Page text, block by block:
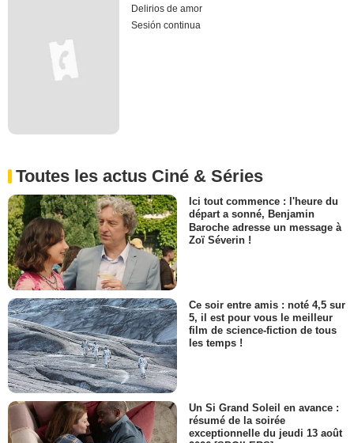
Delirios de amor
Sesión continua
Toutes les actus Ciné & Séries
Ici tout commence : l'heure du
départ a sonné, Benjamin
Baroche adresse un message à
Zoï Séverin !
Ce soir entre amis : noté 4,5 sur
5, il est pour vous le meilleur
film de science-fiction de tous
les temps !
Un Si Grand Soleil en avance :
résumé de la soirée
exceptionnelle du jeudi 13 août